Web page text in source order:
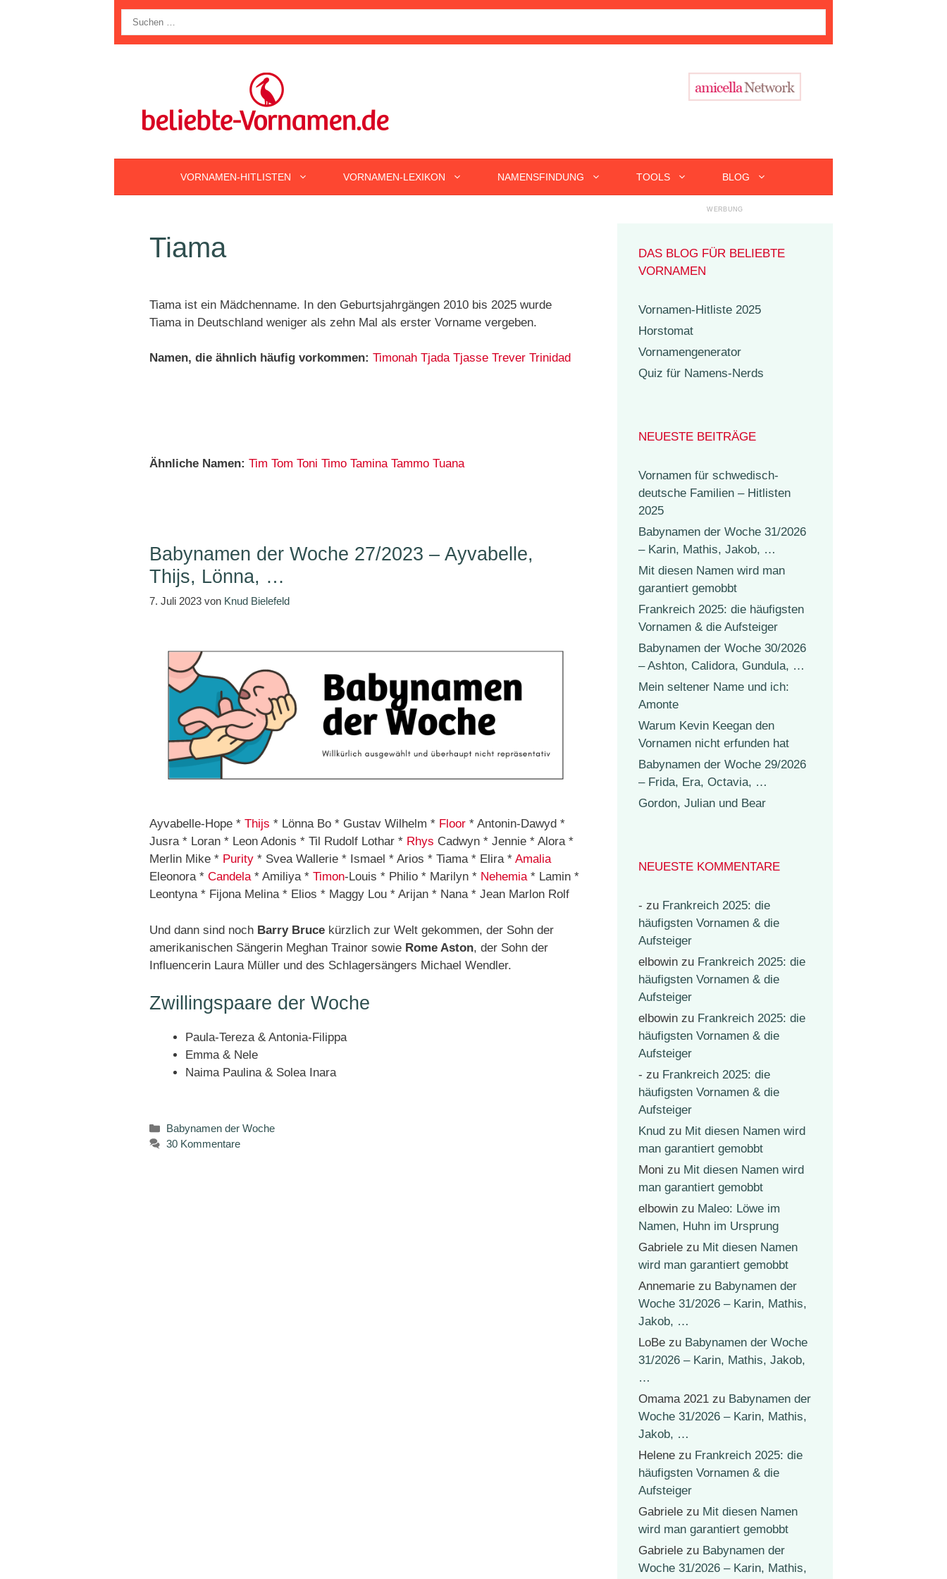
nach:
VORNAMEN-HITLISTEN VORNAMEN-LEXIKON NAMENSFINDUNG TOOLS BLOG
Tiama
Tiama ist ein Mädchenname. In den Geburtsjahrgängen 2010 bis 2025 wurde
Tiama in Deutschland weniger als zehn Mal als erster Vorname vergeben.
Namen, die ähnlich häufig vorkommen: Timonah Tjada Tjasse Trever Trinidad
Ähnliche Namen: Tim Tom Toni Timo Tamina Tammo Tuana
Babynamen der Woche 27/2023 – Ayvabelle,
Thijs, Lönna, …
7. Juli 2023 von Knud Bielefeld
Ayvabelle-Hope * Thijs * Lönna Bo * Gustav Wilhelm * Floor * Antonin-Dawyd *
Jusra * Loran * Leon Adonis * Til Rudolf Lothar * Rhys Cadwyn * Jennie * Alora *
Merlin Mike * Purity * Svea Wallerie * Ismael * Arios * Tiama * Elira * Amalia
Eleonora * Candela* Amiliya * Timon-Louis * Philio * Marilyn * Nehemia* Lamin *
Leontyna * Fijona Melina * Elios * Maggy Lou * Arijan * Nana * Jean Marlon Rolf
Und dann sind noch Barry Bruce kürzlich zur Welt gekommen, der Sohn der
amerikanischen Sängerin Meghan Trainor sowie Rome Aston, der Sohn der
Influencerin Laura Müller und des Schlagersängers Michael Wendler.
Zwillingspaare der Woche
Paula-Tereza & Antonia-Filippa
Emma & Nele
Naima Paulina & Solea Inara
Kategorien
Babynamen der Woche
30 Kommentare
DAS BLOG FÜR BELIEBTE
VORNAMEN
Vornamen-Hitliste 2025
Horstomat
Vornamengenerator
Quiz für Namens-Nerds
NEUESTE BEITRÄGE
Vornamen für schwedisch-
deutsche Familien – Hitlisten
2025
Babynamen der Woche 31/2026
– Karin, Mathis, Jakob, …
Mit diesen Namen wird man
garantiert gemobbt
Frankreich 2025: die häufigsten
Vornamen & die Aufsteiger
Babynamen der Woche 30/2026
– Ashton, Calidora, Gundula, …
Mein seltener Name und ich:
Amonte
Warum Kevin Keegan den
Vornamen nicht erfunden hat
Babynamen der Woche 29/2026
– Frida, Era, Octavia, …
Gordon, Julian und Bear
NEUESTE KOMMENTARE
- zu Frankreich 2025: die
häufigsten Vornamen & die
Aufsteiger
elbowin zu Frankreich 2025: die
häufigsten Vornamen & die
Aufsteiger
elbowin zu Frankreich 2025: die
häufigsten Vornamen & die
Aufsteiger
- zu Frankreich 2025: die
häufigsten Vornamen & die
Aufsteiger
Knud zu Mit diesen Namen wird
man garantiert gemobbt
Moni zu Mit diesen Namen wird
man garantiert gemobbt
elbowin zu Maleo: Löwe im
Namen, Huhn im Ursprung
Gabriele zu Mit diesen Namen
wird man garantiert gemobbt
Annemarie zu Babynamen der
Woche 31/2026 – Karin, Mathis,
Jakob, …
LoBe zu Babynamen der Woche
31/2026 – Karin, Mathis, Jakob,
…
Omama 2021 zu Babynamen der
Woche 31/2026 – Karin, Mathis,
Jakob, …
Helene zu Frankreich 2025: die
häufigsten Vornamen & die
Aufsteiger
Gabriele zu Mit diesen Namen
wird man garantiert gemobbt
Gabriele zu Babynamen der
Woche 31/2026 – Karin, Mathis,